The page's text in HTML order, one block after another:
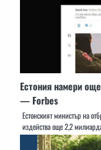
Естония намери
— Forbes
Естонският министър на
издейства още 2,2